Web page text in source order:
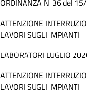
ORDINANZA N. 36 del
ATTENZIONE
LAVORI SUGLI IMPIANTI
LABORATORI LUGLIO
ATTENZIONE
LAVORI SUGLI IMPIANTI